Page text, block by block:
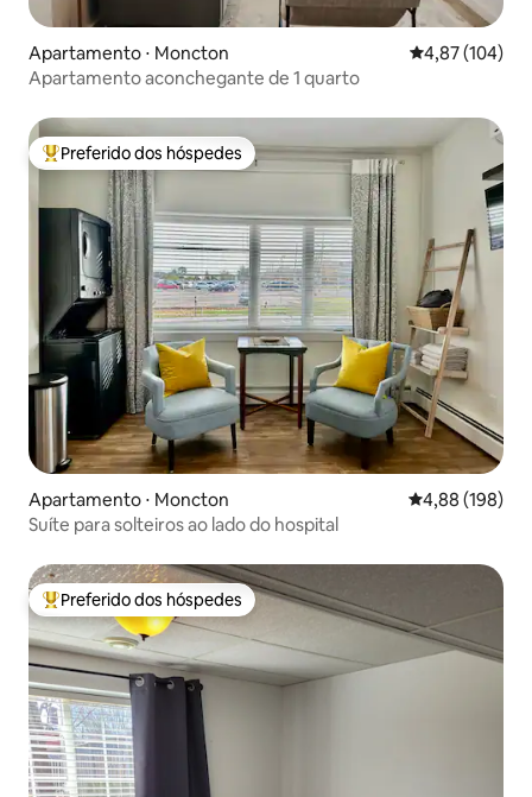
Apartamento ⋅ Moncton 4,87 de uma
4,87 (104)
Apartamento aconchegante de 1 quarto
Entre os melhores preferidos dos hóspedes
Preferido dos hóspedes
Apartamento ⋅ Moncton 4,88 de uma
4,88 (198)
Suíte para solteiros ao lado do hospital
Entre os melhores preferidos dos hóspedes
Preferido dos hóspedes